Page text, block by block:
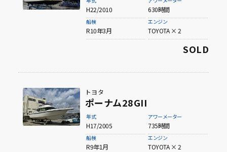
H22/2010 630時間
船検
R10年3月
エンジン
TOYOTA × 2
SOLD
トヨタ
ポーナム28GII
年式
H17/2005
アワーメーター
735時間
船検
R9年1月
エンジン
TOYOTA × 2